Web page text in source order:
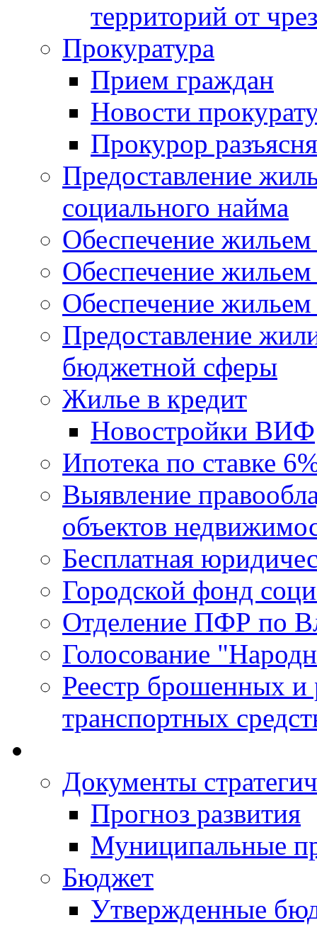
территорий от
Прокуратура
Прием граждан
Новости
Прокурор
Предоставление
социального найма
Обеспечение
Обеспечение
Обеспечение жильем
Предоставление
бюджетной сферы
Жилье в кредит
Новостройки ВИФ
Ипотека по ставке
Выявление
объектов
Бесплатная
Городской фонд
Отделение ПФР по
Голосование
Реестр брошенных и
транспортных
Документы
Прогноз развития
Муниципальные
Бюджет
Утвержденные